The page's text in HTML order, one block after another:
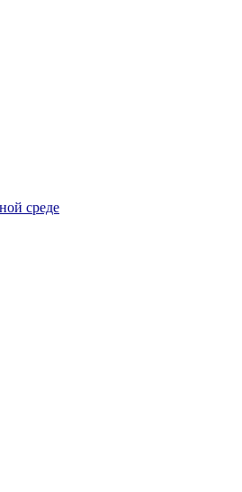
среде